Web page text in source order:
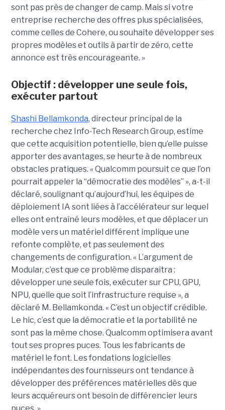
sont pas près de changer de camp. Mais si votre
entreprise recherche des offres plus spécialisées,
comme celles de Cohere, ou souhaite développer ses
propres modèles et outils à partir de zéro, cette
annonce est très encourageante. »
Objectif : développer une seule fois,
exécuter partout
Shashi Bellamkonda, directeur principal de la
recherche chez Info-Tech Research Group, estime
que cette acquisition potentielle, bien qu’elle puisse
apporter des avantages, se heurte à de nombreux
obstacles pratiques. « Qualcomm poursuit ce que l’on
pourrait appeler la “démocratie des modèles” », a-t-il
déclaré, soulignant qu’aujourd’hui, les équipes de
déploiement IA sont liées à l’accélérateur sur lequel
elles ont entraîné leurs modèles, et que déplacer un
modèle vers un matériel différent implique une
refonte complète, et pas seulement des
changements de configuration. « L’argument de
Modular, c’est que ce problème disparaîtra :
développer une seule fois, exécuter sur CPU, GPU,
NPU, quelle que soit l’infrastructure requise », a
déclaré M. Bellamkonda. « C’est un objectif crédible.
Le hic, c’est que la démocratie et la portabilité ne
sont pas la même chose. Qualcomm optimisera avant
tout ses propres puces. Tous les fabricants de
matériel le font. Les fondations logicielles
indépendantes des fournisseurs ont tendance à
développer des préférences matérielles dès que
leurs acquéreurs ont besoin de différencier leurs